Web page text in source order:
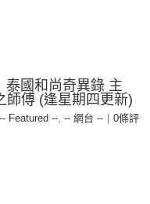
泰國和尚奇異錄 主
師傅 (逢星期四更新)
-- Featured --, -- 網台 --
0條評